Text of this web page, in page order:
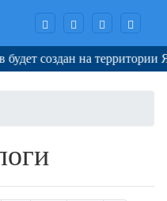
создан на территории